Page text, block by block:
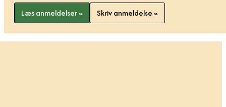
Læs anmeldelser » Skriv anmeldelse »